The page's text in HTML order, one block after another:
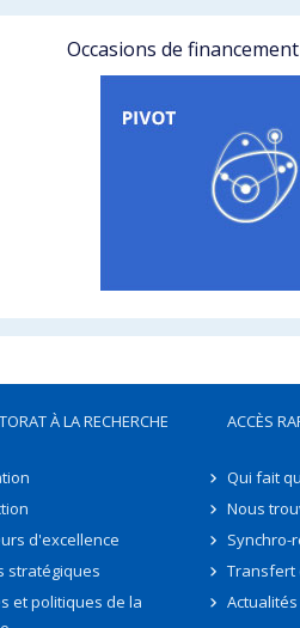
Occasions de
À LA RECHERCHE
d'excellence
stratégiques
et politiques de la
ACCÈS
Qui fait
Nous
Synchro-
Transfert